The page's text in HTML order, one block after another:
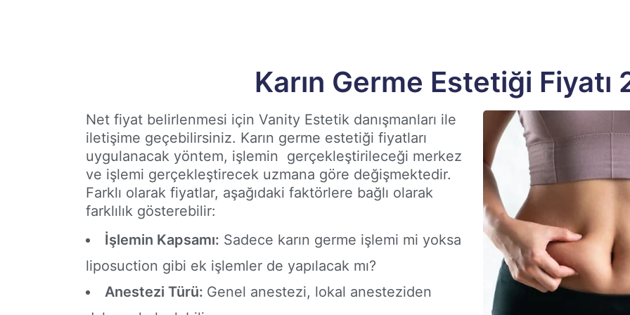
Karın Germe Estetiği Fiyatı
Net fiyat belirlenmesi için Vanity Estetik danışmanları ile
iletişime geçebilirsiniz. Karın germe estetiği fiyatları
uygulanacak yöntem, işlemin gerçekleştirileceği merkez
ve işlemi gerçekleştirecek uzmana göre değişmektedir.
Farklı olarak fiyatlar, aşağıdaki faktörlere bağlı olarak
farklılık gösterebilir:
İşlemin Kapsamı: Sadece karın germe işlemi mi yoksa
liposuction gibi ek işlemler de yapılacak mı?
Anestezi Türü: Genel anestezi, lokal anesteziden